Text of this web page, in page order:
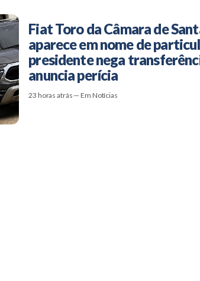
Fiat Toro da Câmara de
aparece em nome de
presidente nega
anuncia perícia
23 horas atrás — Em Notícias